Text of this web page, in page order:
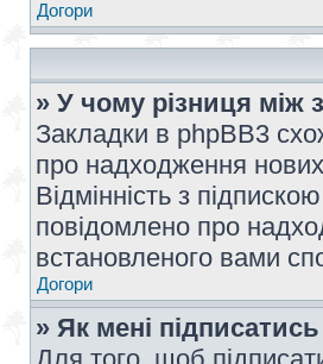
Догори
» У чому різниця між
Закладки в phpBB3
про надходження
Відмінність з
повідомлено про
встановленого вами
Догори
» Як мені